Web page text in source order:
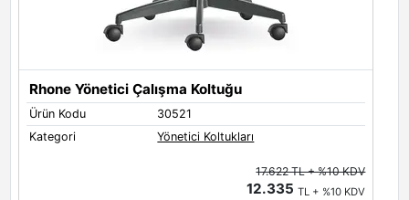
Rhone Yönetici Çalışma Koltuğu
Ürün Kodu
30521
Kategori
Yönetici Koltukları
17.622 TL + %10 KDV
12.335TL + %10 KDV